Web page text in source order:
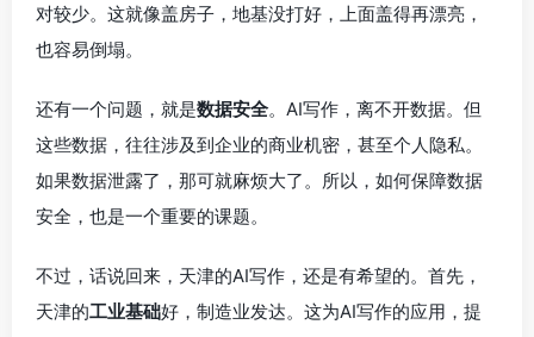
对较少。这就像盖房子，地基没打好，上面盖得再漂亮，
也容易倒塌。
还有一个问题，就是数据安全。AI写作，离不开数据。但
这些数据，往往涉及到企业的商业机密，甚至个人隐私。
如果数据泄露了，那可就麻烦大了。所以，如何保障数据
安全，也是一个重要的课题。
不过，话说回来，天津的AI写作，还是有希望的。首先，
天津的工业基础好，制造业发达。这为AI写作的应用，提